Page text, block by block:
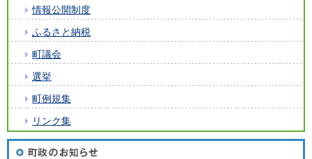
情報公開制度
ふるさと納税
町議会
選挙
町例規集
リンク集